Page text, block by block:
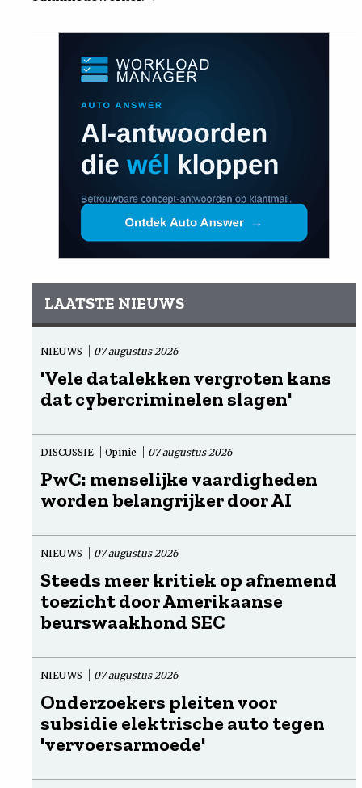
LAATSTE NIEUWS
NIEUWS 07 augustus 2026
'Vele datalekken vergroten kans
dat cybercriminelen slagen'
DISCUSSIE Opinie 07 augustus 2026
PwC: menselijke vaardigheden
worden belangrijker door AI
NIEUWS 07 augustus 2026
Steeds meer kritiek op afnemend
toezicht door Amerikaanse
beurswaakhond SEC
NIEUWS 07 augustus 2026
Onderzoekers pleiten voor
subsidie elektrische auto tegen
'vervoersarmoede'